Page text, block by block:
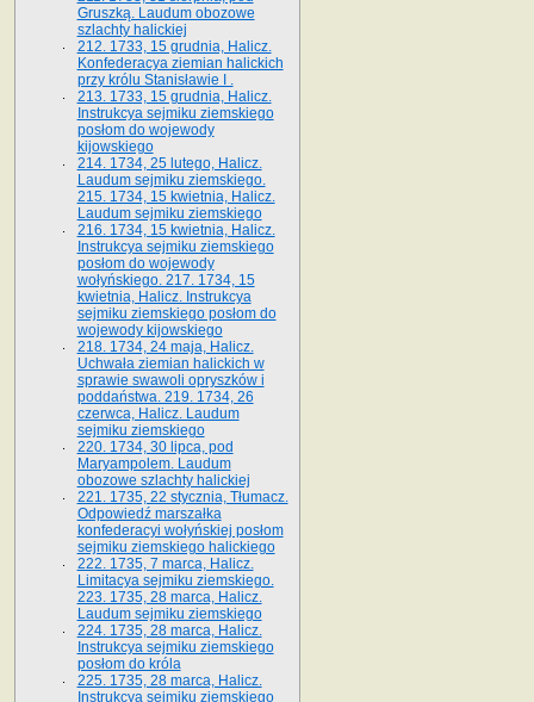
Gruszką. Laudum obozowe
szlachty halickiej
212. 1733, 15 grudnia, Halicz.
Konfederacya ziemian halickich
przy królu Stanisławie I .
213. 1733, 15 grudnia, Halicz.
Instrukcya sejmiku ziemskiego
posłom do wojewody
kijowskiego
214. 1734, 25 lutego, Halicz.
Laudum sejmiku ziemskiego.
215. 1734, 15 kwietnia, Halicz.
Laudum sejmiku ziemskiego
216. 1734, 15 kwietnia, Halicz.
Instrukcya sejmiku ziemskiego
posłom do wojewody
wołyńskiego. 217. 1734, 15
kwietnia, Halicz. Instrukcya
sejmiku ziemskiego posłom do
wojewody kijowskiego
218. 1734, 24 maja, Halicz.
Uchwała ziemian halickich w
sprawie swawoli opryszków i
poddaństwa. 219. 1734, 26
czerwca, Halicz. Laudum
sejmiku ziemskiego
220. 1734, 30 lipca, pod
Maryampolem. Laudum
obozowe szlachty halickiej
221. 1735, 22 stycznia, Tłumacz.
Odpowiedź marszałka
konfederacyi wołyńskiej posłom
sejmiku ziemskiego halickiego
222. 1735, 7 marca, Halicz.
Limitacya sejmiku ziemskiego.
223. 1735, 28 marca, Halicz.
Laudum sejmiku ziemskiego
224. 1735, 28 marca, Halicz.
Instrukcya sejmiku ziemskiego
posłom do króla
225. 1735, 28 marca, Halicz.
Instrukcya sejmiku ziemskiego